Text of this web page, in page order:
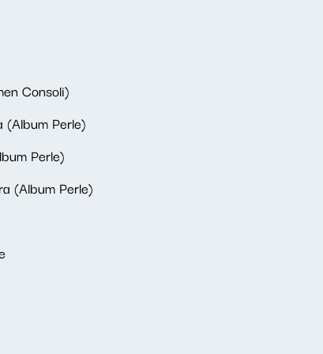
Consoli)
(Album Perle)
Perle)
(Album Perle)